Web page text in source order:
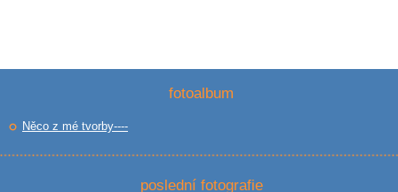
fotoalbum
Něco z mé tvorby----
poslední fotografie